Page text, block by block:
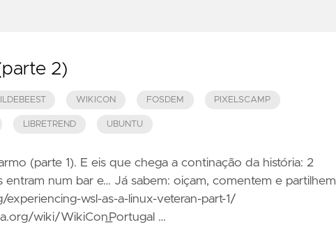
2)
WIKICON FOSDEM PIXELSCAMP
LIBRETREND UBUNTU
(parte 1). E eis que chega a continação da história: 2
entram num bar e… Já sabem: oiçam, comentem e
wsl-as-a-linux-veteran-part-1/
wiki/WikiCon_Portugal …